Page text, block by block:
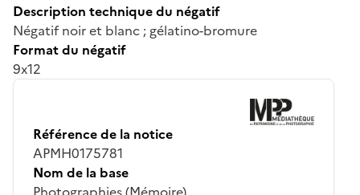
Description technique du négatif
Négatif noir et blanc ; gélatino-bromure
Format du négatif
9x12
Référence de la notice
APMH0175781
Nom de la base